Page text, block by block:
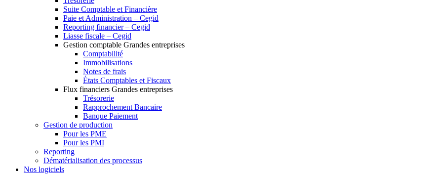
Suite Comptable et Financière
Paie et Administration – Cegid
Reporting financier – Cegid
Liasse fiscale – Cegid
Gestion comptable Grandes entreprises
Comptabilité
Immobilisations
Notes de frais
États Comptables et Fiscaux
Flux financiers Grandes entreprises
Trésorerie
Rapprochement Bancaire
Banque Paiement
Gestion de production
Pour les PME
Pour les PMI
Reporting
Dématérialisation des processus
Nos logiciels